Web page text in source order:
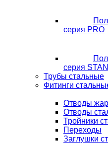
серия PRO
серия
Трубы стальные
Фитинги
Отводы
Отводы
Тройники
Переходы
Заглушки